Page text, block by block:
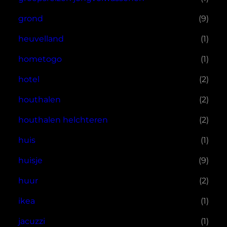
grond (9)
heuvelland (1)
hometogo (1)
hotel (2)
houthalen (2)
houthalen helchteren (2)
huis (1)
huisje (9)
huur (2)
ikea (1)
jacuzzi (1)